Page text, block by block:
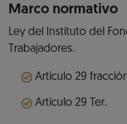
Marco normativo
Ley del Instituto del
Trabajadores.
Artículo 29
Artículo 29 Ter.